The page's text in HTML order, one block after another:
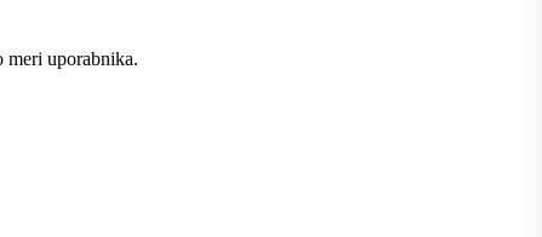
meri uporabnika.